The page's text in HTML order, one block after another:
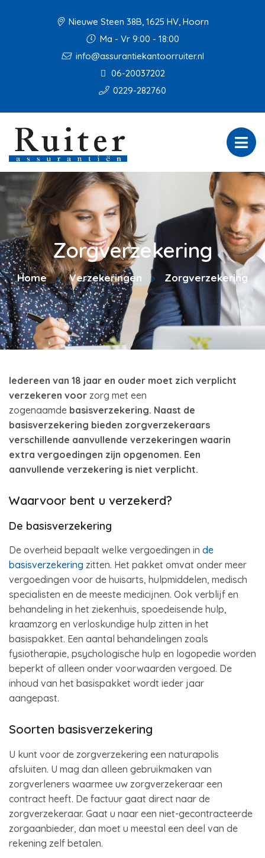
Nieuwe Steen 38B, 1625 HV, Hoorn
Ma - Vr 9:00 - 18:00
info@assurantiekantoorruiter.nl
06-20037202
0229-282760
Zorgverzekering
Home Verzekeringen Zorgverzekering
Iedereen van 18 jaar en ouder moet zich verplicht
verzekeren voor zorg met een
zogenaamde basisverzekering. Naast de
basisverzekering bieden zorgverzekeraars
verschillende aanvullende verzekeringen waarin
extra vergoedingen zijn opgenomen. Een
aanvullende verzekering is niet verplicht.
Waarvoor bent u verzekerd?
De basisverzekering
De overheid bepaalt welke vergoedingen in de
basisverzekering zitten. Het pakket omvat onder meer
vergoedingen voor de huisarts, hulpmiddelen, medisch
specialisten en de meeste medicijnen. Ook verblijf en
behandeling in het ziekenhuis, spoedeisende hulp,
kraamzorg en verloskundige hulp zitten in het
basispakket. Een aantal behandelingen zoals
fysiotherapie, psychologische hulp en logopedie worden
beperkt of alleen onder voorwaarden vergoed. De
inhoud van het basispakket wordt ieder jaar
aangepast.
Soorten basisverzekering
U kunt voor de zorgverzekering een naturapolis
afsluiten. U mag dan alleen gebruikmaken van
zorgverleners waarmee uw zorgverzekeraar een
contract heeft. De factuur gaat direct naar de
zorgverzekeraar. Gaat u naar een niet-gecontracteerde
zorgaanbieder, dan moet u meestal een deel van de
rekening zelf betalen.